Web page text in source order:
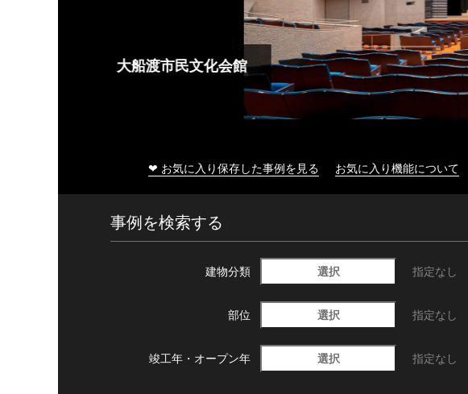
大船渡市民文化会館
❤ お気に入り保存した事例を見る お気に入り機能について
事例を検索する
建物分類 選択 指定なし
部位 選択 指定なし
竣工年・ オープン年 選択 指定なし